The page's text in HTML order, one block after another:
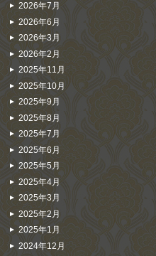
2026年7月
2026年6月
2026年3月
2026年2月
2025年11月
2025年10月
2025年9月
2025年8月
2025年7月
2025年6月
2025年5月
2025年4月
2025年3月
2025年2月
2025年1月
2024年12月